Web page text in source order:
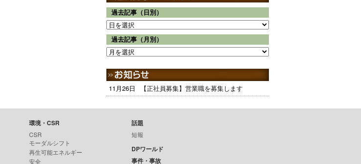
過去記事（日別）
過去記事（月別）
11月26日 【正社員募集】営業職を募集します
環境・CSR
CSR
モーダルシフト
再生可能エネルギー
安全
話題
短報
DPワールド
事件・事故